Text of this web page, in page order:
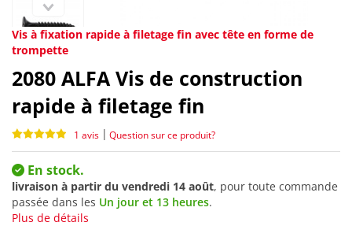
Vis à fixation rapide à filetage fin avec tête en forme de
trompette
2080 ALFA Vis de construction
rapide à filetage fin
1 avis | Question sur ce produit?
En stock.
livraison à partir du vendredi 14 août, pour toute commande
passée dans les Un jour et 13 heures.
Plus de détails